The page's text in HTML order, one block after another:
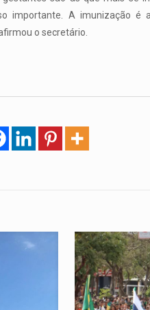
importante. A imunização é
o secretário.